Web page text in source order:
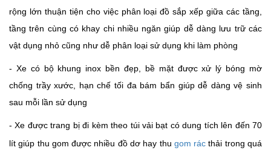
rộng lớn thuận tiện cho việc phân loại đồ sắp xếp giữa các tầng,
tầng trên cùng có khay chi nhiều ngăn giúp dễ dàng lưu trữ các
vật dụng nhỏ cũng như dễ phân loại sử dụng khi làm phòng
- Xe có bộ khung inox bền đẹp, bề mặt được xử lý bóng mờ
chống trầy xước, hạn chế tối đa bám bẩn giúp dễ dàng vệ sinh
sau mỗi lần sử dụng
- Xe được trang bị đi kèm theo túi vải bạt có dung tích lên đến 70
lít giúp thu gom được nhiều đồ dơ hay thu gom rác thải trong quá